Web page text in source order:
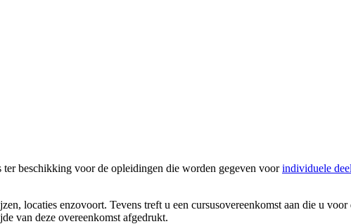
beschikking voor de opleidingen die worden gegeven voorindividuele
locaties enzovoort. Tevens treft u een cursusovereenkomst aan die u
van deze overeenkomst afgedrukt.